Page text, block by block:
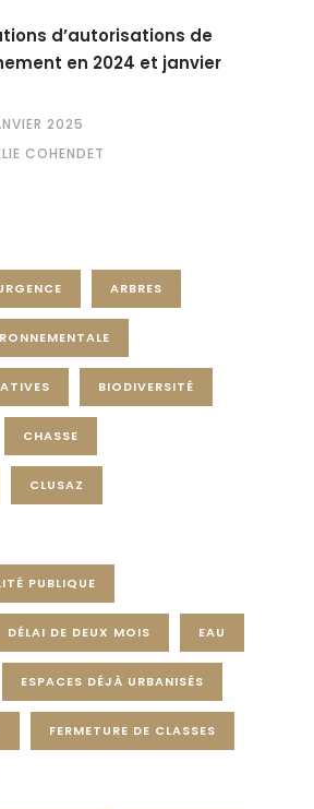
d’autorisations de
en 2024 et janvier
2025
COHENDET
ARBRES
BIODIVERSITÉ
CHASSE
CLUSAZ
PUBLIQUE
DÉLAI DE DEUX MOIS EAU
ESPACES DÉJÀ URBANISÉS
FERMETURE DE CLASSES